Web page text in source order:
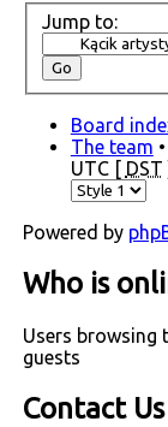
Jump to:
Board
The team •
UTC [ DST
Powered by
Who is
Users browsing
guests
Contact Us